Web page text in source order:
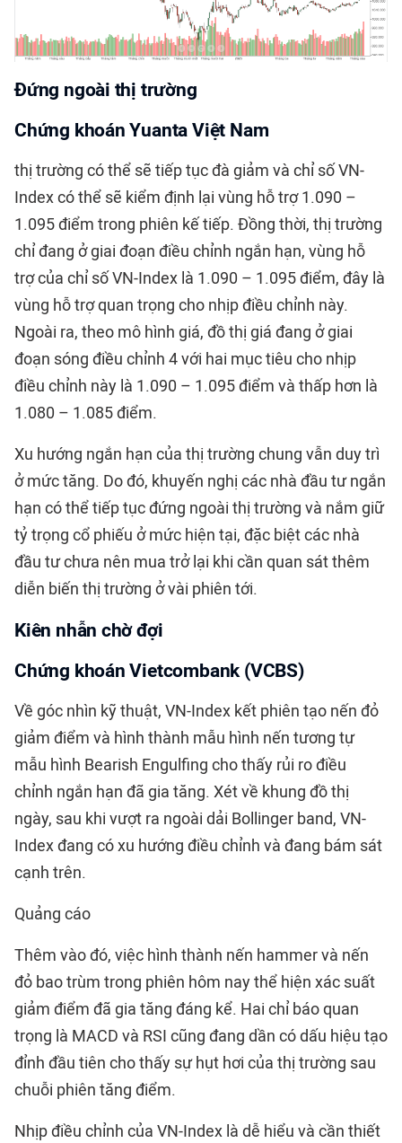
Đứng ngoài thị trường
Chứng khoán Yuanta Việt Nam
thị trường có thể sẽ tiếp tục đà giảm và chỉ số VN-
Index có thể sẽ kiểm định lại vùng hỗ trợ 1.090 –
1.095 điểm trong phiên kế tiếp. Đồng thời, thị trường
chỉ đang ở giai đoạn điều chỉnh ngắn hạn, vùng hỗ
trợ của chỉ số VN-Index là 1.090 – 1.095 điểm, đây là
vùng hỗ trợ quan trọng cho nhịp điều chỉnh này.
Ngoài ra, theo mô hình giá, đồ thị giá đang ở giai
đoạn sóng điều chỉnh 4 với hai mục tiêu cho nhịp
điều chỉnh này là 1.090 – 1.095 điểm và thấp hơn là
1.080 – 1.085 điểm.
Xu hướng ngắn hạn của thị trường chung vẫn duy trì
ở mức tăng. Do đó, khuyến nghị các nhà đầu tư ngắn
hạn có thể tiếp tục đứng ngoài thị trường và nắm giữ
tỷ trọng cổ phiếu ở mức hiện tại, đặc biệt các nhà
đầu tư chưa nên mua trở lại khi cần quan sát thêm
diễn biến thị trường ở vài phiên tới.
Kiên nhẫn chờ đợi
Chứng khoán Vietcombank (VCBS)
Về góc nhìn kỹ thuật, VN-Index kết phiên tạo nến đỏ
giảm điểm và hình thành mẫu hình nến tương tự
mẫu hình Bearish Engulfing cho thấy rủi ro điều
chỉnh ngắn hạn đã gia tăng. Xét về khung đồ thị
ngày, sau khi vượt ra ngoài dải Bollinger band, VN-
Index đang có xu hướng điều chỉnh và đang bám sát
cạnh trên.
Quảng cáo
Thêm vào đó, việc hình thành nến hammer và nến
đỏ bao trùm trong phiên hôm nay thể hiện xác suất
giảm điểm đã gia tăng đáng kể. Hai chỉ báo quan
trọng là MACD và RSI cũng đang dần có dấu hiệu tạo
đỉnh đầu tiên cho thấy sự hụt hơi của thị trường sau
chuỗi phiên tăng điểm.
Nhịp điều chỉnh của VN-Index là dễ hiểu và cần thiết